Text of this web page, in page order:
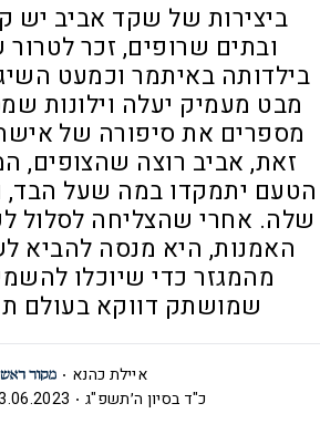
ביצירות של שקד אביב יש
ובתים שרופים, זכר
בילדותה באיתמר וכמעט
מבט מעמיק יעלה וילונות
מספרים את סיפורה של
זאת, אביב רוצה שהצופים,
הטעם יתמקדו במה שעל הבד,
שלה. אחרי שהצליחה לסלול
האמנות, היא מנסה להביא
מהמגזר כדי שיוכלו
שמושתק דווקא בעולם
איילת כהנא
כ"ד בסיון ה׳תשפ"ג
| 06:02